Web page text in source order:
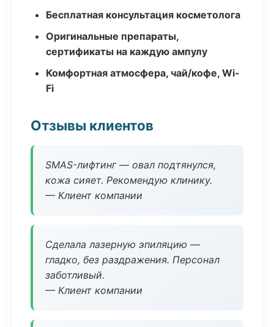
Бесплатная консультация косметолога
Оригинальные препараты,
сертификаты на каждую ампулу
Комфортная атмосфера, чай/кофе, Wi-
Fi
Отзывы клиентов
SMAS-лифтинг — овал подтянулся,
кожа сияет. Рекомендую клинику.
— Клиент компании
Сделала лазерную эпиляцию —
гладко, без раздражения. Персонал
заботливый.
— Клиент компании